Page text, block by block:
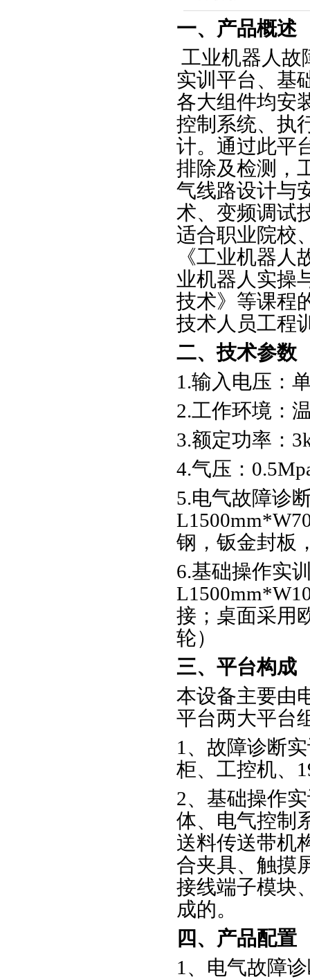
一、产品概述
工业机器人故
实训平台、基
各大组件均安
控制系统、执
计。通过此平
排除及检测，
气线路设计与
术、变频调试
适合职业院校
《工业机器
业机器人实操
技术》等课程
技术人员工程
二、技术参数
1.输入电压：
2.工作环境：
3.额定功率：
4.气压：
5.电气故障诊
钢，钣金封板
6.基础操作实
接；桌面采用
轮）
三、平台构成
本设备主要由
平台两大平台
1、故障诊断
柜、工控机、
2、基础操作
体、电气控制
送料传送带机
合夹具、触摸
接线端子模块
成的。
四、产品配置
1、电气故障